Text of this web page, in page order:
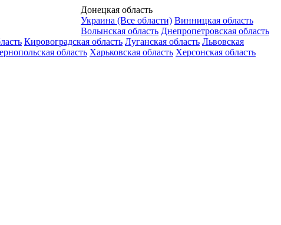
Донецкая область
Украина (Все области) Винницкая область
Волынская область Днепропетровская область
Кировоградская область Луганская область Львовская
область Харьковская область Херсонская область